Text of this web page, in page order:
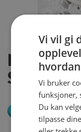
NYHET!
12 biter -
Vi vil gi
Vi bruker
funksjoner,
Du kan
tilpasse